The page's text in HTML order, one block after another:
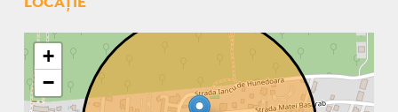
LOCAȚIE
+
−